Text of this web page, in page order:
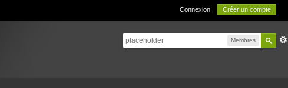
Connexion Créer un compte
Membres